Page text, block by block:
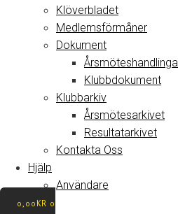
Klöverbladet
Medlemsförmåner
Dokument
Klubbdokument
Klubbarkiv
Årsmötesarkivet
Resultatarkivet
Kontakta Oss
Hjälp
Användare
0,00 KR 0